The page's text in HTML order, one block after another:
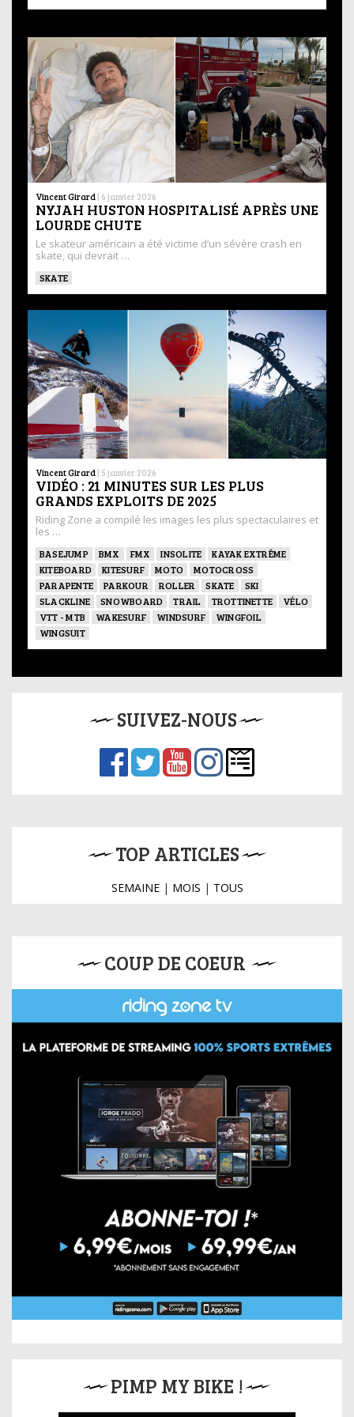
Vincent Girard | 6 janvier 2026
NYJAH HUSTON HOSPITALISÉ APRÈS UNE
LOURDE CHUTE
Le skateur américain a été victime d’un sévère crash en
skate, qui devrait …
SKATE
Vincent Girard | 5 janvier 2026
VIDÉO : 21 MINUTES SUR LES PLUS
GRANDS EXPLOITS DE 2025
Riding Zone a compilé les images les plus spectaculaires et
les …
BASEJUMP BMX FMX INSOLITE
KAYAK EXTRÊME
KITEBOARD
KITESURF MOTO
MOTOCROSS
PARAPENTE
PARKOUR ROLLER SKATE
SKI
SLACKLINE
SNOWBOARD TRAIL TROTTINETTE
VÉLO
VTT - MTB
WAKESURF WINDSURF
WINGFOIL
WINGSUIT
SUIVEZ-NOUS
TOP ARTICLES
SEMAINE| MOIS | TOUS
COUP DE COEUR
PIMP MY BIKE !